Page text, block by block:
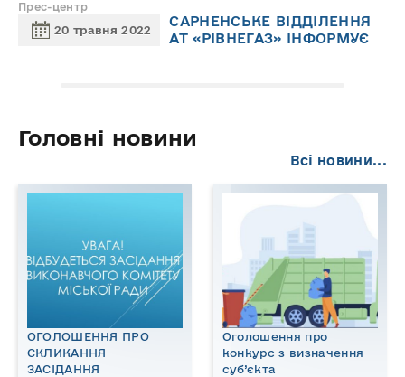
Прес-центр
20 травня 2022
САРНЕНСЬКЕ ВІДДІЛЕННЯ
АТ «РІВНЕГАЗ» ІНФОРМУЄ
Головні новини
Всі новини...
ОГОЛОШЕННЯ ПРО
СКЛИКАННЯ
ЗАСІДАННЯ
Оголошення про
конкурс з визначення
суб’єкта